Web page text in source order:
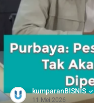
kumparanBISNIS
11 Mei 2026